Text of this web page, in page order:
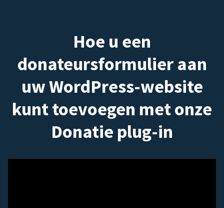
Hoe u een
donateursformulier aan
uw WordPress-website
kunt toevoegen met onze
Donatie plug-in